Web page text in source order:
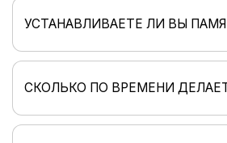
УСТАНАВЛИВАЕТЕ ЛИ ВЫ
СКОЛЬКО ПО ВРЕМЕНИ